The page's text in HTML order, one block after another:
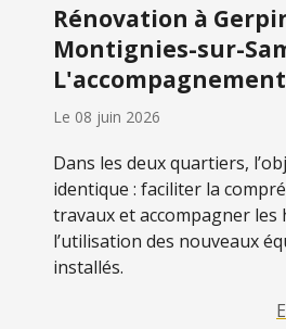
Rénovation à
Montignies-sur-
Le 08 juin 2026
Dans les deux quartiers,
identique : faciliter la
travaux et accompagner les
l’utilisation des nouveaux
installés.